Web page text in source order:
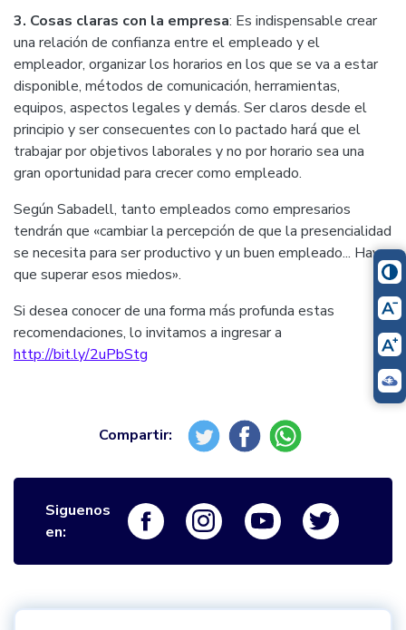
3. Cosas claras con la empresa: Es indispensable crear
una relación de confianza entre el empleado y el
empleador, organizar los horarios en los que se va a estar
disponible, métodos de comunicación, herramientas,
equipos, aspectos legales y demás. Ser claros desde el
principio y ser consecuentes con lo pactado hará que el
trabajar por objetivos laborales y no por horario sea una
gran oportunidad para crecer como empleado.
Según Sabadell, tanto empleados como empresarios
tendrán que «cambiar la percepción de que la presencialidad
se necesita para ser productivo y un buen empleado... Hay
que superar esos miedos».
Si desea conocer de una forma más profunda estas
recomendaciones, lo invitamos a ingresar a
http://bit.ly/2uPbStg
Siguenos
en:
Logo FacebookLogo InstagramLogo Youtube